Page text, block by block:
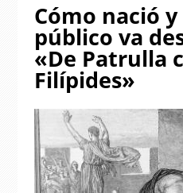
Cómo nació
público va
«De Patrulla
Filípides»